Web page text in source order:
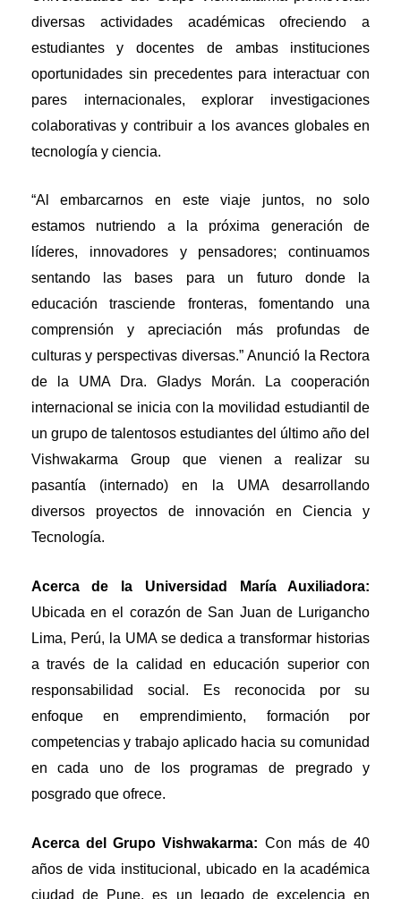
diversas actividades académicas ofreciendo a
estudiantes y docentes de ambas instituciones
oportunidades sin precedentes para interactuar con
pares internacionales, explorar investigaciones
colaborativas y contribuir a los avances globales en
tecnología y ciencia.
“Al embarcarnos en este viaje juntos, no solo
estamos nutriendo a la próxima generación de
líderes, innovadores y pensadores; continuamos
sentando las bases para un futuro donde la
educación trasciende fronteras, fomentando una
comprensión y apreciación más profundas de
culturas y perspectivas diversas.” Anunció la Rectora
de la UMA Dra. Gladys Morán. La cooperación
internacional se inicia con la movilidad estudiantil de
un grupo de talentosos estudiantes del último año del
Vishwakarma Group que vienen a realizar su
pasantía (internado) en la UMA desarrollando
diversos proyectos de innovación en Ciencia y
Tecnología.
Acerca de la Universidad María Auxiliadora:
Ubicada en el corazón de San Juan de Lurigancho
Lima, Perú, la UMA se dedica a transformar historias
a través de la calidad en educación superior con
responsabilidad social. Es reconocida por su
enfoque en emprendimiento, formación por
competencias y trabajo aplicado hacia su comunidad
en cada uno de los programas de pregrado y
posgrado que ofrece.
Acerca del Grupo Vishwakarma: Con más de 40
años de vida institucional, ubicado en la académica
ciudad de Pune, es un legado de excelencia en